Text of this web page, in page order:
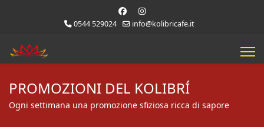
0544 529024 info@kolibricafe.it
PROMOZIONI DEL KOLIBRÍ
Ogni settimana una promozione sfiziosa ricca di sapore